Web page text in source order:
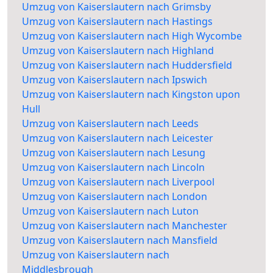
Umzug von Kaiserslautern nach Grimsby
Umzug von Kaiserslautern nach Hastings
Umzug von Kaiserslautern nach High Wycombe
Umzug von Kaiserslautern nach Highland
Umzug von Kaiserslautern nach Huddersfield
Umzug von Kaiserslautern nach Ipswich
Umzug von Kaiserslautern nach Kingston upon
Hull
Umzug von Kaiserslautern nach Leeds
Umzug von Kaiserslautern nach Leicester
Umzug von Kaiserslautern nach Lesung
Umzug von Kaiserslautern nach Lincoln
Umzug von Kaiserslautern nach Liverpool
Umzug von Kaiserslautern nach London
Umzug von Kaiserslautern nach Luton
Umzug von Kaiserslautern nach Manchester
Umzug von Kaiserslautern nach Mansfield
Umzug von Kaiserslautern nach
Middlesbrough